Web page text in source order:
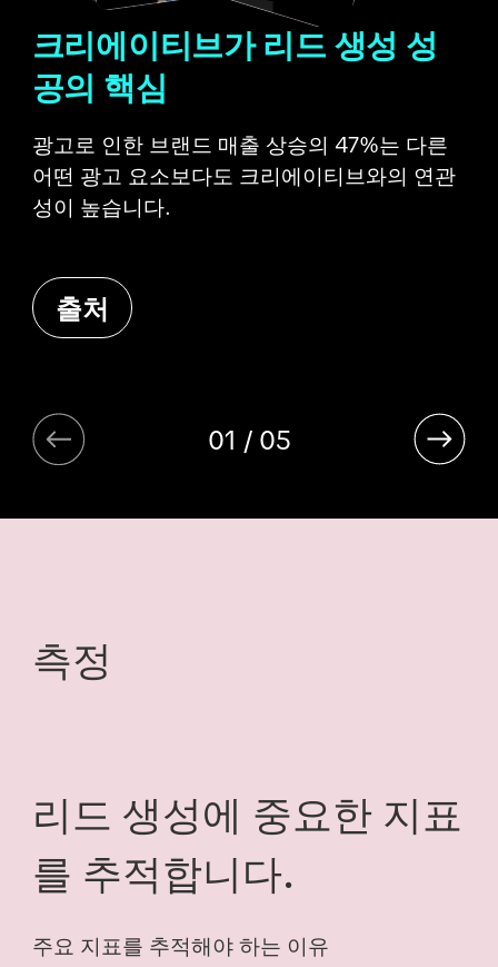
크리에이티브가 리드 생성 성
공의 핵심
광고로 인한 브랜드 매출 상승의 47%는 다른
어떤 광고 요소보다도 크리에이티브와의 연관
성이 높습니다.
출처
01 / 05
측정
리드 생성에 중요한 지표
를 추적합니다.
주요 지표를 추적해야 하는 이유